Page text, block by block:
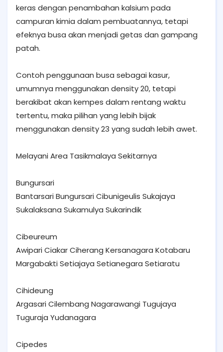
keras dengan penambahan kalsium pada
campuran kimia dalam pembuatannya, tetapi
efeknya busa akan menjadi getas dan gampang
patah.
Contoh penggunaan busa sebagai kasur,
umumnya menggunakan density 20, tetapi
berakibat akan kempes dalam rentang waktu
tertentu, maka pilihan yang lebih bijak
menggunakan density 23 yang sudah lebih awet.
Melayani Area Tasikmalaya Sekitarnya
Bungursari
Bantarsari Bungursari Cibunigeulis Sukajaya
Sukalaksana Sukamulya Sukarindik
Cibeureum
Awipari Ciakar Ciherang Kersanagara Kotabaru
Margabakti Setiajaya Setianegara Setiaratu
Cihideung
Argasari Cilembang Nagarawangi Tugujaya
Tuguraja Yudanagara
Cipedes